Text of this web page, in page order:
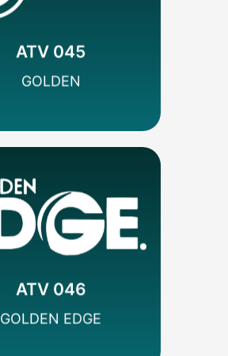
ATV 045
GOLDEN
Televisa
ATV 046
GOLDEN EDGE
Televisa
Codificado
MÁS INFO